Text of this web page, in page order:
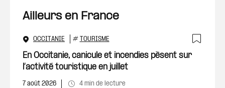
Ailleurs en France
OCCITANIE # TOURISME
En Occitanie, canicule et incendies pèsent sur
l’activité touristique en juillet
7 août 2026 4 min de lecture